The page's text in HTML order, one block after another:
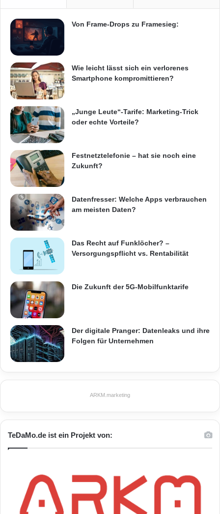
Von Frame-Drops zu Framesieg:
Wie leicht lässt sich ein verlorenes
Smartphone kompromittieren?
„Junge Leute“-Tarife: Marketing-Trick
oder echte Vorteile?
Festnetztelefonie – hat sie noch eine
Zukunft?
Datenfresser: Welche Apps verbrauchen
am meisten Daten?
Das Recht auf Funklöcher? –
Versorgungspflicht vs. Rentabilität
Die Zukunft der 5G-Mobilfunktarife
Der digitale Pranger: Datenleaks und ihre
Folgen für Unternehmen
ARKM.marketing
TeDaMo.de ist ein Projekt von: